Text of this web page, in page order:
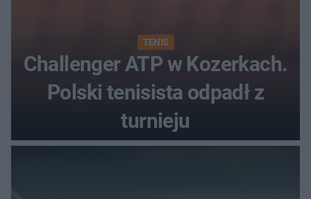
TENIS
Challenger ATP w Kozerkach.
Polski tenisista odpadł z
turnieju